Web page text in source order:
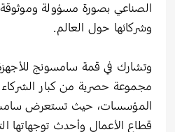
الصناعي بصورة مسؤولة
وشركائها حول العالم.
وتشارك في قمة سامسونج
مجموعة حصرية من كبار
المؤسسات، حيث تستعرض
قطاع الأعمال وأحدث توجهاتها